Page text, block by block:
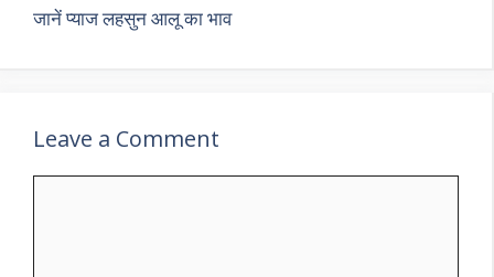
जानें प्याज लहसुन आलू का भाव
Leave a Comment